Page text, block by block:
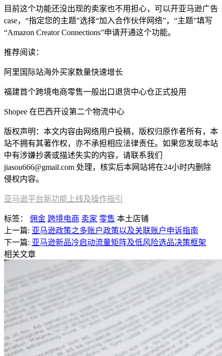
目前这个功能还没出现的卖家也不用担心，可以开亚马逊广告
case，“指定您的主题”选择“加入合作伙伴网络”，“主题”填写
“Amazon Creator Connections”申请开通这个功能。
推荐阅读：
阿里国际站海外买家数量快速增长
福建首个跨境电商零售一般出口退货中心仓正式投用
Shopee 在巴西开设第二个物流中心
版权声明：本文内容由网络用户投稿，版权归原作者所有，本
站不拥有其著作权，亦不承担相应法律责任。如果您发现本站
中有涉嫌抄袭或描述失实的内容，请联系我们
jiasou666@gmail.com 处理，核实后本网站将在24小时内删除
侵权内容。
亚马逊平台新功能上线及操作指引​
标签： 佣金 跨境电商 卖家 零售 本土店铺
上一篇: 亚马逊政策之多账户政策以及关联账户申诉指南
下一篇: 亚马逊新品冷启动流量矩阵及低风险选品决策框架
相关文章